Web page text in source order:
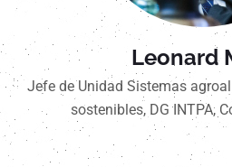
Leonard
Jefe de Unidad Sistemas
sostenibles, DG INTPA,